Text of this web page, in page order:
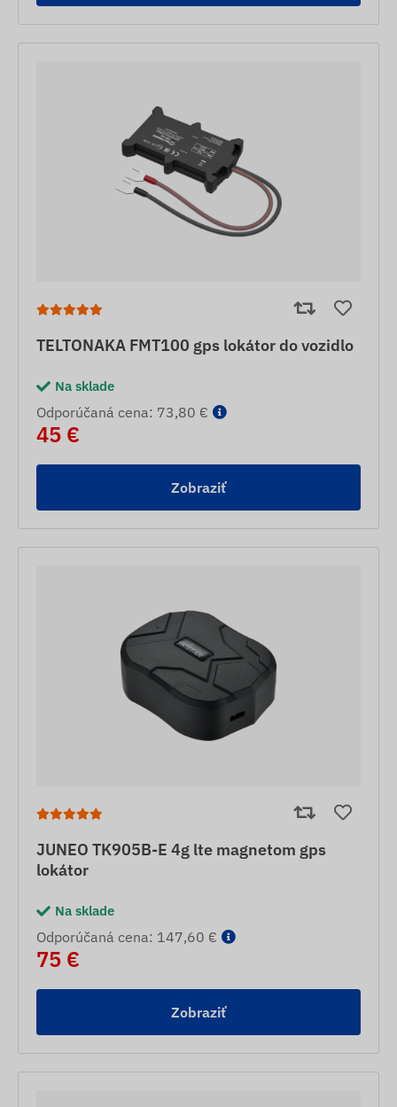
TELTONAKA FMT100 gps lokátor do vozidlo
Na sklade
Odporúčaná cena: 73,80 €
45 €
Zobraziť
JUNEO TK905B-E 4g lte magnetom gps
lokátor
Na sklade
Odporúčaná cena: 147,60 €
75 €
Zobraziť